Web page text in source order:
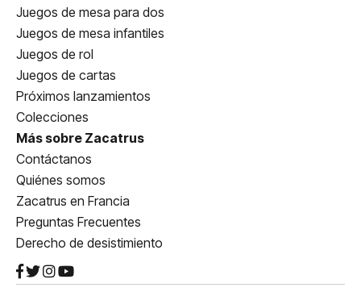
Juegos de mesa para dos
Juegos de mesa infantiles
Juegos de rol
Juegos de cartas
Próximos lanzamientos
Colecciones
Más sobre Zacatrus
Contáctanos
Quiénes somos
Zacatrus en Francia
Preguntas Frecuentes
Derecho de desistimiento